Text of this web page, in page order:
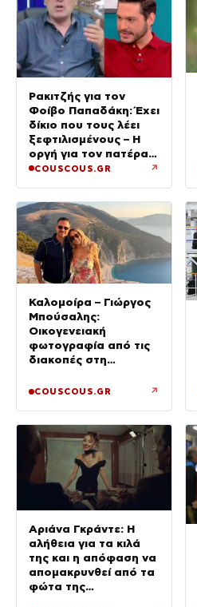
Ρακιτζής για τον
Φοίβο Παπαδάκη: Έχει
δίκιο που τους λέει
ξεφτιλισμένους – Η
οργή για τον πατέρα
του
COUSCOUS.GR ↗
Καλομοίρα – Γιώργος
Μπούσαλης:
Οικογενειακή
φωτογραφία από τις
διακοπές στη
τους παιδιά
COUSCOUS.GR ↗
Αριάνα Γκράντε: Η
αλήθεια για τα κιλά
της και η απόφαση να
απομακρυνθεί από τα
φώτα της